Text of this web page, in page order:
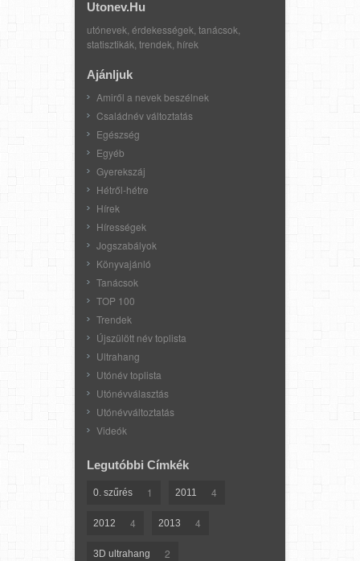
Utonev.hu
utónevek, érdekességek, tanácsok,
statisztikák, trendek, hírek
Ajánljuk
Amiről a nevek beszélnek
Családnév változtatás
Egészség
Egyéb
Gyerekszáj
Hétről-hétre
Hírek
Hírességek
Jogszabályok
Könyvajánló
Tanácsok
TOP 100
Trendek
Újszülött név toplista
Ultrahang
Utónév toplista
Utónévválasztás
Utónévváltoztatás
Videók
Legutóbbi Címkék
0. szűrés 1 2011 4
2012 4 2013 4
3D ultrahang 2